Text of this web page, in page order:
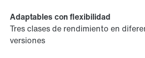
Adaptables con flexibilidad
Tres clases de rendimiento en
versiones